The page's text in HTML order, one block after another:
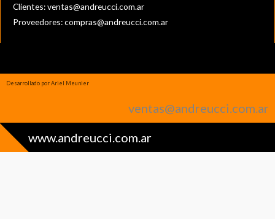
Clientes:ventas@andreucci.com.ar
Proveedores:compras@andreucci.com.ar
Desarrollado por Ariel Meunier
ventas@andreucci.com.ar
www.andreucci.com.ar